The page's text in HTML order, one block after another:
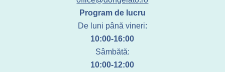
Program de lucru
De luni până vineri:
10:00-16:00
Sâmbătă:
10:00-12:00